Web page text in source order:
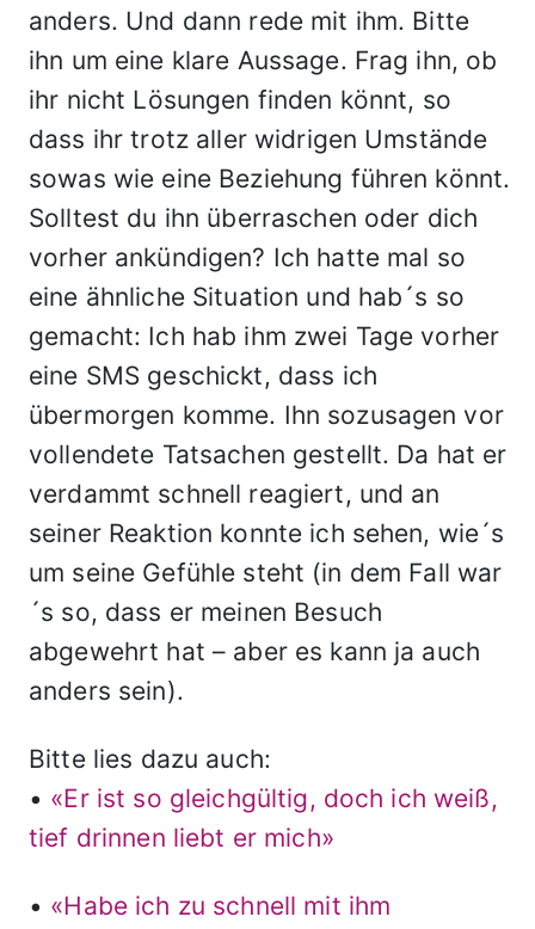
anders. Und dann rede mit ihm. Bitte
ihn um eine klare Aussage. Frag ihn, ob
ihr nicht Lösungen finden könnt, so
dass ihr trotz aller widrigen Umstände
sowas wie eine Beziehung führen könnt.
Solltest du ihn überraschen oder dich
vorher ankündigen? Ich hatte mal so
eine ähnliche Situation und hab´s so
gemacht: Ich hab ihm zwei Tage vorher
eine SMS geschickt, dass ich
übermorgen komme. Ihn sozusagen vor
vollendete Tatsachen gestellt. Da hat er
verdammt schnell reagiert, und an
seiner Reaktion konnte ich sehen, wie´s
um seine Gefühle steht (in dem Fall war
´s so, dass er meinen Besuch
abgewehrt hat – aber es kann ja auch
anders sein).
Bitte lies dazu auch:
• «Er ist so gleichgültig, doch ich weiß,
tief drinnen liebt er mich»
• «Habe ich zu schnell mit ihm